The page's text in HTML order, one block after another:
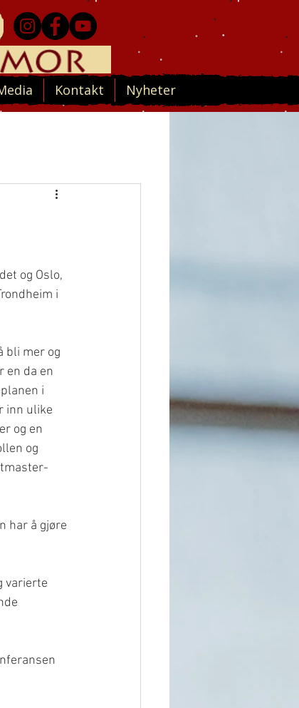
Kontakt Nyheter
og Oslo,
i
bli mer og
en da en
i
inn ulike
og en
og
har å gjøre
varierte